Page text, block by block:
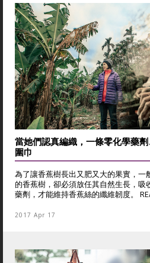
當她們認真編織，一條零化學藥
圍巾
為了讓香蕉樹長出又肥又大的果實，一
的香蕉樹，卻必須放任其自然生長，吸
藥劑，才能維持香蕉絲的纖維韌度。
2017 Apr 17